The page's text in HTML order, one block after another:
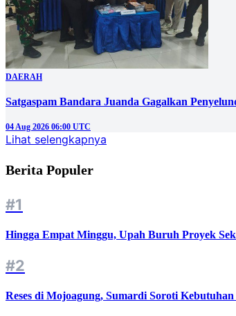
DAERAH
Satgaspam Bandara Juanda Gagalkan
04 Aug 2026 06:00 UTC
Lihat selengkapnya
Berita Populer
#1
Hingga Empat Minggu, Upah Buruh Proyek
#2
Reses di Mojoagung, Sumardi Soroti